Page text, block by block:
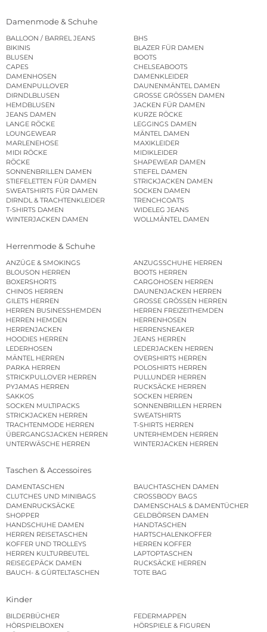
Damenmode & Schuhe
BALLOON / BARREL JEANS
BHS
BIKINIS
BLAZER FÜR DAMEN
BLUSEN
BOOTS
CAPES
CHELSEABOOTS
DAMENHOSEN
DAMENKLEIDER
DAMENPULLOVER
DAUNENMÄNTEL DAMEN
DIRNDLBLUSEN
GROSSE GRÖSSEN DAMEN
HEMDBLUSEN
JACKEN FÜR DAMEN
JEANS DAMEN
KURZE RÖCKE
LANGE RÖCKE
LEGGINGS DAMEN
LOUNGEWEAR
MÄNTEL DAMEN
MARLENEHOSE
MAXIKLEIDER
MIDI RÖCKE
MIDIKLEIDER
RÖCKE
SHAPEWEAR DAMEN
SONNENBRILLEN DAMEN
STIEFEL DAMEN
STIEFELETTEN FÜR DAMEN
STRICKJACKEN DAMEN
SWEATSHIRTS FÜR DAMEN
SOCKEN DAMEN
DIRNDL & TRACHTENKLEIDER
TRENCHCOATS
T-SHIRTS DAMEN
WIDELEG JEANS
WINTERJACKEN DAMEN
WOLLMÄNTEL DAMEN
Herrenmode & Schuhe
ANZÜGE & SMOKINGS
ANZUGSSCHUHE HERREN
BLOUSON HERREN
BOOTS HERREN
BOXERSHORTS
CARGOHOSEN HERREN
CHINOS HERREN
DAUNENJACKEN HERREN
GILETS HERREN
GROSSE GRÖSSEN HERREN
HERREN BUSINESSHEMDEN
HERREN FREIZEITHEMDEN
HERREN HEMDEN
HERRENHOSEN
HERRENJACKEN
HERRENSNEAKER
HOODIES HERREN
JEANS HERREN
LEDERHOSEN
LEDERJACKEN HERREN
MÄNTEL HERREN
OVERSHIRTS HERREN
PARKA HERREN
POLOSHIRTS HERREN
STRICKPULLOVER HERREN
PULLUNDER HERREN
PYJAMAS HERREN
RUCKSÄCKE HERREN
SAKKOS
SOCKEN HERREN
SOCKEN MULTIPACKS
SONNENBRILLEN HERREN
STRICKJACKEN HERREN
SWEATSHIRTS
TRACHTENMODE HERREN
T-SHIRTS HERREN
ÜBERGANGSJACKEN HERREN
UNTERHEMDEN HERREN
UNTERWÄSCHE HERREN
WINTERJACKEN HERREN
Taschen & Accessoires
DAMENTASCHEN
BAUCHTASCHEN DAMEN
CLUTCHES UND MINIBAGS
CROSSBODY BAGS
DAMENRUCKSÄCKE
DAMENSCHALS & DAMENTÜCHER
SHOPPER
GELDBÖRSEN DAMEN
HANDSCHUHE DAMEN
HANDTASCHEN
HERREN REISETASCHEN
HARTSCHALENKOFFER
KOFFER UND TROLLEYS
HERREN KOFFER
HERREN KULTURBEUTEL
LAPTOPTASCHEN
REISEGEPÄCK DAMEN
RUCKSÄCKE HERREN
BAUCH- & GÜRTELTASCHEN
TOTE BAG
Kinder
BILDERBÜCHER
FEDERMAPPEN
HÖRSPIELBOXEN
HÖRSPIELE & FIGUREN